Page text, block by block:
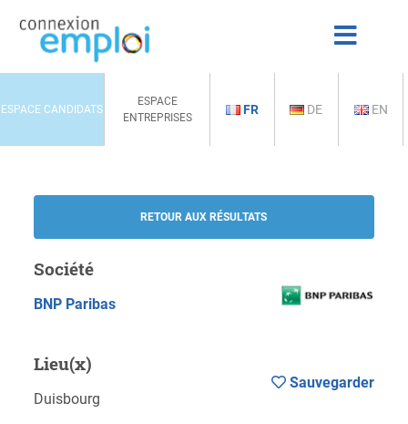
ESPACE CANDIDATS
ESPACE
ENTREPRISES
FR DE EN
RETOUR AUX RÉSULTATS
Société
BNP Paribas
Lieu(x)
Duisbourg
Sauvegarder